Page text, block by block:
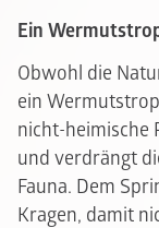
Ein
Obwohl die
ein
nicht-heimische
und verdrängt
Fauna. Dem
Kragen, damit